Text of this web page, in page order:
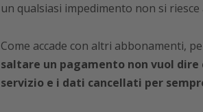
un qualsiasi impedimento non si
Come accade con altri abbonamenti,
saltare un pagamento non vuol
servizio e i dati cancellati per